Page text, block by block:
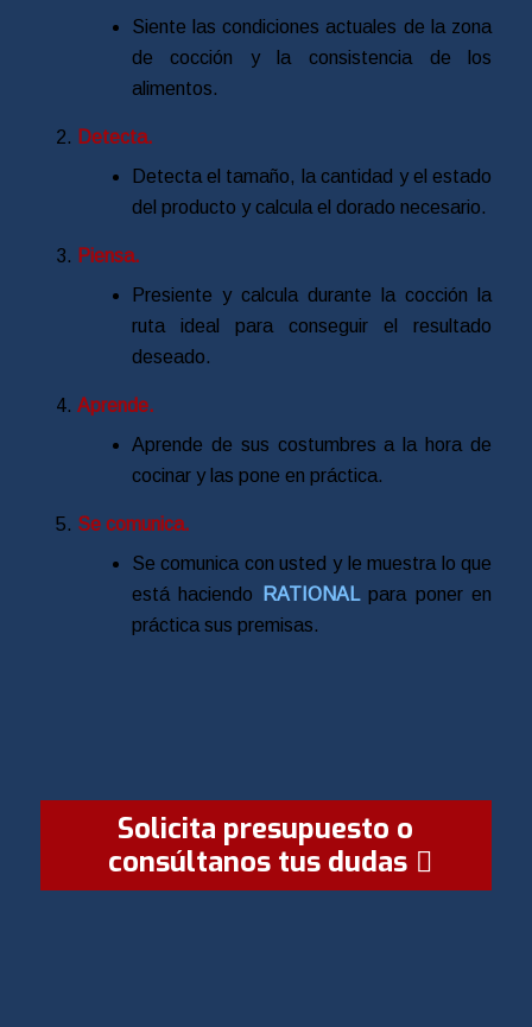
Siente las condiciones actuales de la zona
de cocción y la consistencia de los
alimentos.
Detecta.
Detecta el tamaño, la cantidad y el estado
del producto y calcula el dorado necesario.
Piensa.
Presiente y calcula durante la cocción la
ruta ideal para conseguir el resultado
deseado.
Aprende.
Aprende de sus costumbres a la hora de
cocinar y las pone en práctica.
Se comunica.
Se comunica con usted y le muestra lo que
está haciendo
RATIONALpara poner en
práctica sus premisas.
Solicita presupuesto o
consúltanos tus dudas